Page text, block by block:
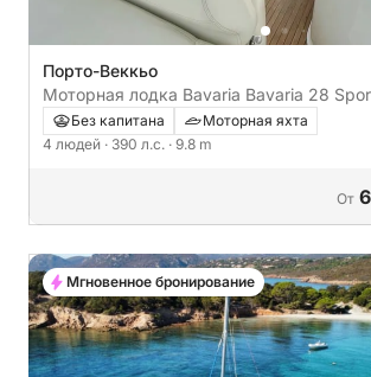
Порто-Веккьо
Моторная лодка Bavaria Bavaria 28
390л.с.
Без капитана
Моторная яхта
4 людей · 390 л.с. · 9.8 m
От
Мгновенное бронирование